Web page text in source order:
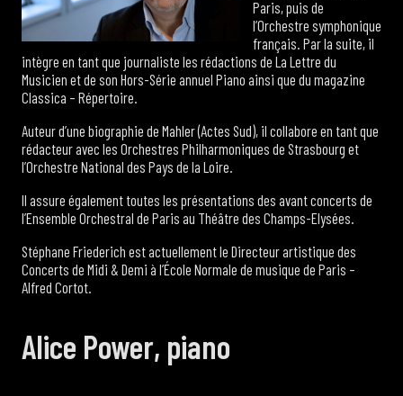
Paris, puis de
l’Orchestre symphonique
français. Par la suite, il
intègre en tant que journaliste les rédactions de La Lettre du
Musicien et de son Hors-Série annuel Piano ainsi que du magazine
Classica – Répertoire.
Auteur d’une biographie de Mahler (Actes Sud), il collabore en tant que
rédacteur avec les Orchestres Philharmoniques de Strasbourg et
l’Orchestre National des Pays de la Loire.
Il assure également toutes les présentations des avant concerts de
l’Ensemble Orchestral de Paris au Théâtre des Champs-Elysées.
Stéphane Friederich est actuellement le Directeur artistique des
Concerts de Midi & Demi à l’École Normale de musique de Paris –
Alfred Cortot.
Alice Power, piano